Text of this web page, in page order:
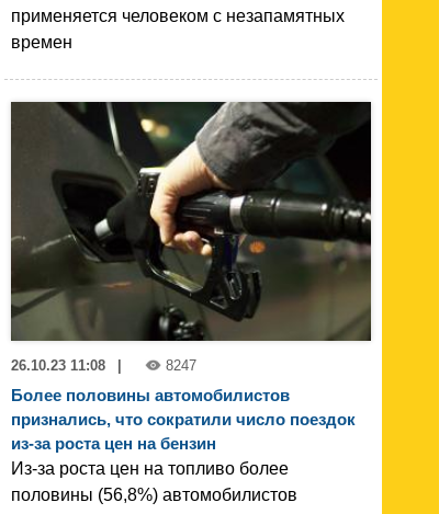
применяется человеком с незапамятных
времен
26.10.23 11:08 8247
Более половины автомобилистов
признались, что сократили число поездок
из-за роста цен на бензин
Из-за роста цен на топливо более
половины (56,8%) автомобилистов